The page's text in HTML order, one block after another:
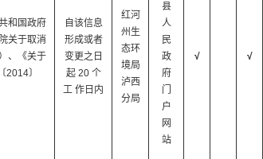
和国政府
关于取消
、《关于
2014〕
自该信息
形成或者
变更之日
起 20 个
工 作日内
红河
州生
态环
境局
泸西
分局
县
人
民
政
府
门
户
网
站
√ √